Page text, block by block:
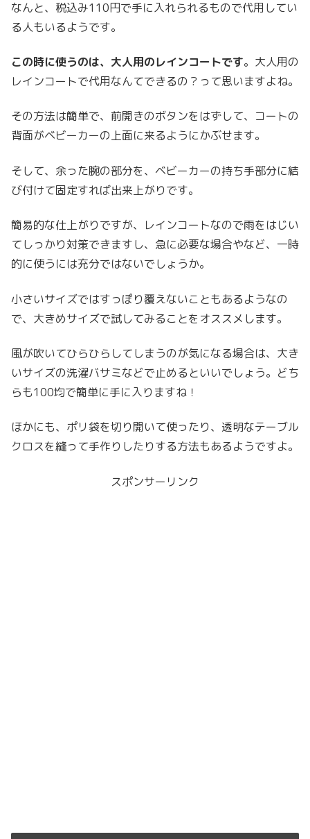
なんと、税込み110円で手に入れられるもので代用してい
る人もいるようです。
この時に使うのは、 大人用のレインコートです。大人用の
レインコートで代用なんてできるの？って思いますよね。
その方法は簡単で、前開きのボタンをはずして、コートの
背面がベビーカーの上面に来るようにかぶせます。
そして、余った腕の部分を、ベビーカーの持ち手部分に結
び付けて固定すれば出来上がりです。
簡易的な仕上がりですが、レインコートなので雨をはじい
てしっかり対策できますし、急に必要な場合やなど、一時
的に使うには充分ではないでしょうか。
小さいサイズではすっぽり覆えないこともあるようなの
で、大きめサイズで試してみることをオススメします。
風が吹いてひらひらしてしまうのが気になる場合は、大き
いサイズの洗濯バサミなどで止めるといいでしょう。どち
らも100均で簡単に手に入りますね！
ほかにも、ポリ袋を切り開いて使ったり、透明なテーブル
クロスを縫って手作りしたりする方法もあるようですよ。
スポンサーリンク